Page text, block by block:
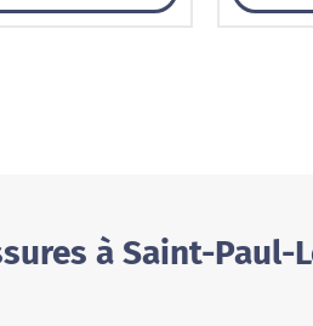
à Saint-Paul-